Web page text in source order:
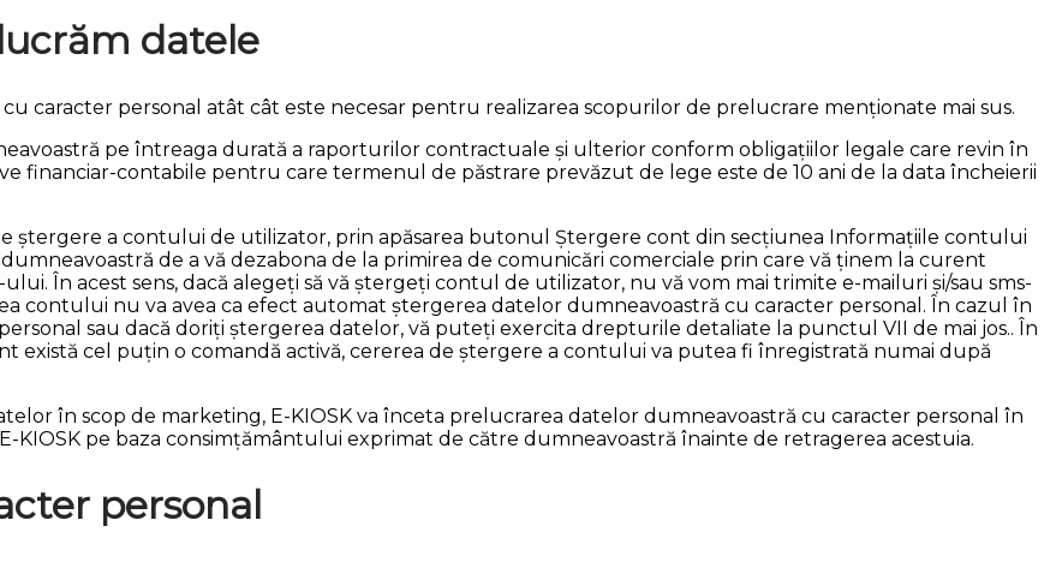
datele
caracter personal atât cât este necesar pentru realizarea scopurilor de prelucrare menționate mai sus.
pe întreaga durată a raporturilor contractuale și ulterior conform obligațiilor legale care revin în
financiar-contabile pentru care termenul de păstrare prevăzut de lege este de 10 ani de la data încheierii
ștergere a contului de utilizator, prin apăsarea butonul Ștergere cont din secțiunea Informațiile contului
de a vă dezabona de la primirea de comunicări comerciale prin care vă ținem la curent
În acest sens, dacă alegeți să vă ștergeți contul de utilizator, nu vă vom mai trimite e-mailuri și/sau sms-
contului nu va avea ca efect automat ștergerea datelor dumneavoastră cu caracter personal. În cazul în
sau dacă doriți ștergerea datelor, vă puteți exercita drepturile detaliate la punctul VII de mai jos.. În
există cel puțin o comandă activă, cererea de ștergere a contului va putea fi înregistrată numai după
în scop de marketing, E-KIOSK va înceta prelucrarea datelor dumneavoastră cu caracter personal în
KIOSK pe baza consimțământului exprimat de către dumneavoastră înainte de retragerea acestuia.
personal